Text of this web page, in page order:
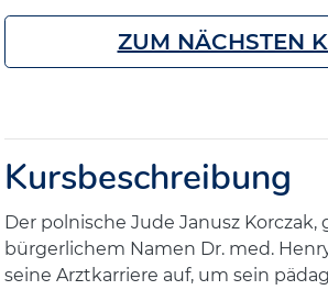
ZUM NÄCHSTEN
Kursbeschreibung
Der polnische Jude Janusz Korczak,
bürgerlichem Namen Dr. med.
seine Arztkarriere auf, um sein